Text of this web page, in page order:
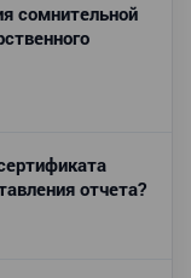
сомнительной
отчета?